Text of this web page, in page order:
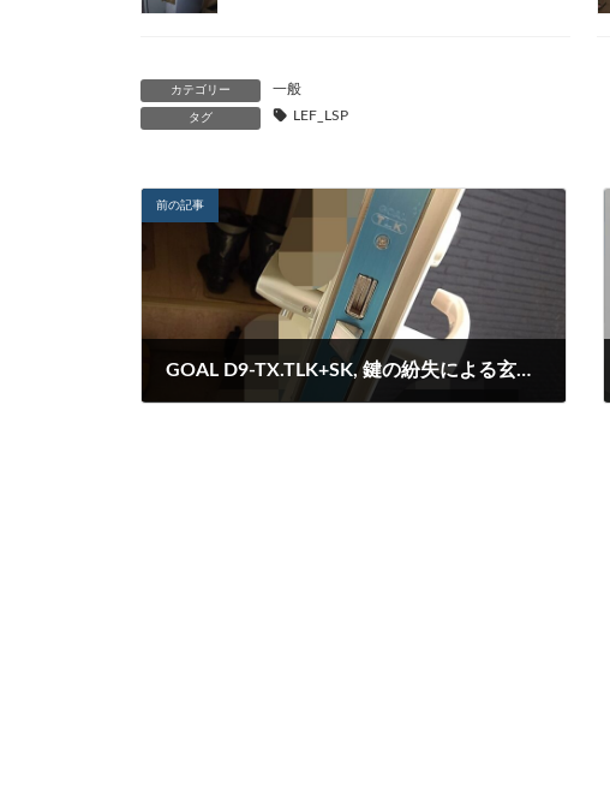
カテゴリー 一般
タグ LEF_LSP
前の記事
GOAL D9-TX.TLK+SK, 鍵の紛失による玄関解錠